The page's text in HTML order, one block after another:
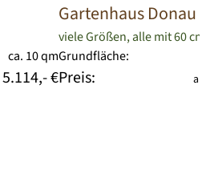
ca. 10 qm
5.114,- €
Gartenhaus Donau
viele Größen, alle mit 60
Grundfläche:
Preis: